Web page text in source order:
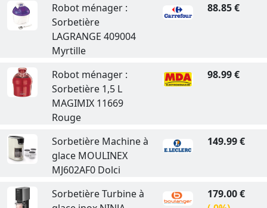
Robot ménager :
Sorbetière
LAGRANGE 409004
Myrtille
88.85 €
Robot ménager :
Sorbetière 1,5 L
MAGIMIX 11669
Rouge
98.99 €
Sorbetière Machine à
glace MOULINEX
MJ602AF0 Dolci
149.99 €
Sorbetière Turbine à
179.00 €